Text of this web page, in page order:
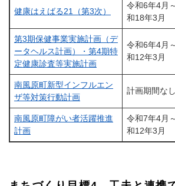
健康はえばる21（第3次）
令和6年4月
和18年3月
第3期保健事業実施計画（デ
ータヘルス計画）・第4期特
定健康診査等実施計画
令和6年4月
和12年3月
南風原町新型インフルエン
ザ等対策行動計画
計画期間なし
南風原町障がい者活躍推進
計画
令和7年4月
和12年3月